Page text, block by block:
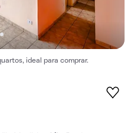
ideal para comprar.